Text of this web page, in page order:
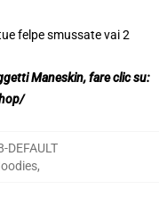
felpe smussate vai 2
Maneskin, fare clic su:
,